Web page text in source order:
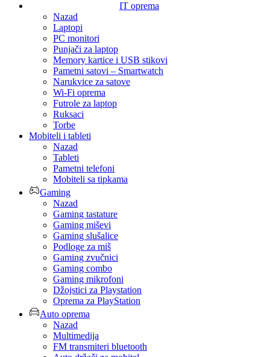
IT oprema
Nazad
Laptopi
PC monitori
Punjači za laptop
Memory kartice i USB stikovi
Pametni satovi – Smartwatch
Narukvice za satove
Wi-Fi oprema
Futrole za laptop
Ruksaci
Torbe
Mobiteli i tableti
Nazad
Tableti
Pametni telefoni
Mobiteli sa tipkama
Gaming
Nazad
Gaming tastature
Gaming miševi
Gaming slušalice
Podloge za miš
Gaming zvučnici
Gaming combo
Gaming mikrofoni
Džojstici za Playstation
Oprema za PlayStation
Auto oprema
Nazad
Multimedija
FM transmiteri bluetooth